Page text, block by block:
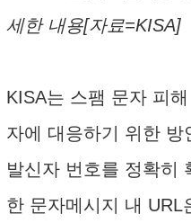
세한 내용[자료=KISA]
KISA는 스팸 문자 피
자에 대응하기 위한
발신자 번호를 정확히
한 문자메시지 내 URL